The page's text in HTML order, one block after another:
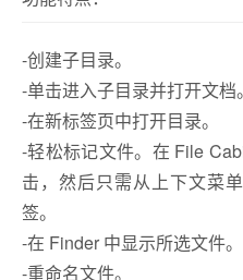
-创建子目录。
-单击进入子目录并打开文档。
-在新标签页中打开目录。
-轻松标记文件。在 File
击，然后只需从上下文菜
签。
-在 Finder 中显示所选文件。
-重命名文件。